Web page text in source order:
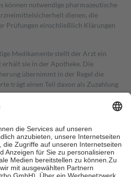
können notwendige pharmazeutische
dienen, die
Prüfungen einschließlich Klärungen
Medikamente stellt der Arzt ein
erhält sie in der Apotheke. Die
übernimmt in der Regel die
trägt einen Teil davon als Zuzahlung
Zuzahlungen in Höhe von zehn
jedoch nie mehr als die tatsächlichen
auch für Online-Apotheken.
Krankenpflege beträgt die
Kosten sowie zehn Euro je